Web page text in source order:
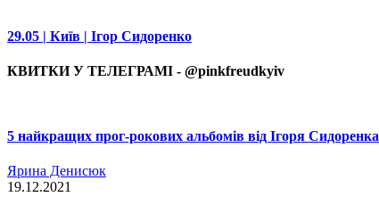
29.05 | Київ | Ігор Сидоренко
КВИТКИ У ТЕЛЕГРАМІ - @pinkfreudkyiv
5 найкращих прог-рокових альбомів від Ігоря Сидоренка
Ярина Денисюк
19.12.2021